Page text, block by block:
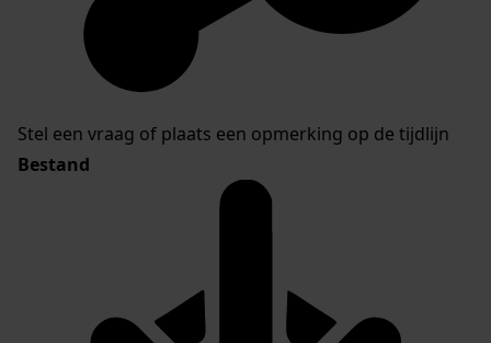
Stel een vraag of plaats een opmerking op de tijdlijn
Bestand